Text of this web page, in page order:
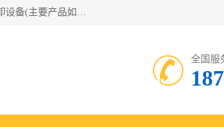
连云港众邦石化设备制造有限公司是一家鹤管厂家主营：鹤管、装车鹤管等，是致力于石油、石化等流体装卸设备(主要产品如鹤管、输油臂、脱缆钩等)的咨询、设计、制造、检测、安装指导、系统调试、维修维护等业务的公司。
全国服